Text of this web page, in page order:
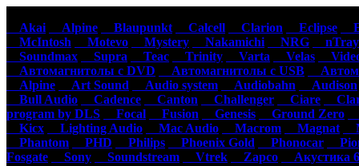
Akai
Alpine Blaupunkt Calcell Clarion Eclipse
McIntosh
Motevo Mystery Nakamichi NRG
nTray
Soundmax
Supra Teac Trinity Varta Velas
Автомагнитолы с DVD
Автомагнитолы с USB
Alpine
Art Sound Audio system Audiobahn
Audison
Bull Audio
Cadence Canton Challenger Ciare
program by DLS
Focal Fusion Genesis Ground Zero
Kicx
Lighting Audio Mac Audio Macrom Magnat
Phantom
PHD Philips Phoenix Gold Phonocar
Fosgate
Sony Soundstream Vtrek Zapco
Акустика